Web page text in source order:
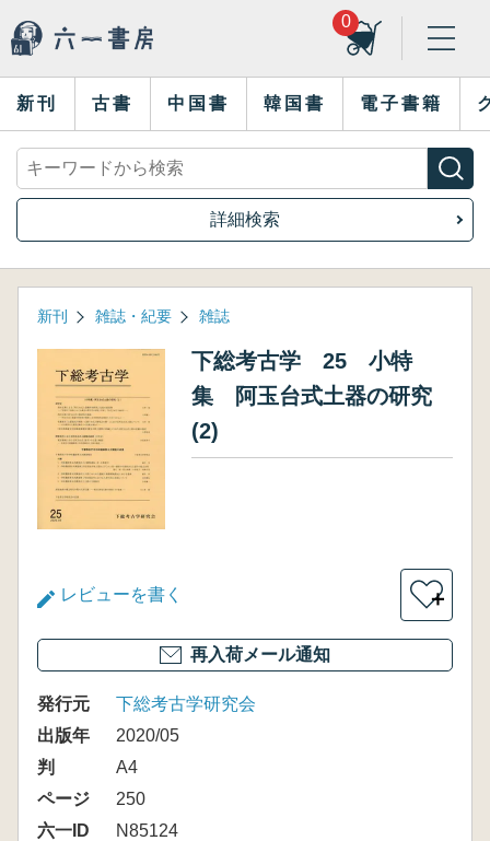
0
新刊 古書 中国書 韓国書 電子書籍
詳細検索
新刊 雑誌・紀要 雑誌
下総考古学 25 小特
集 阿玉台式土器の研究
(2)
レビューを書く ＋
再入荷メール通知
発行元
下総考古学研究会
出版年
2020/05
判
A4
ページ
250
六一ID
N85124